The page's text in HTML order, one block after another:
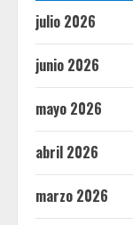
julio 2026
junio 2026
mayo 2026
abril 2026
marzo 2026